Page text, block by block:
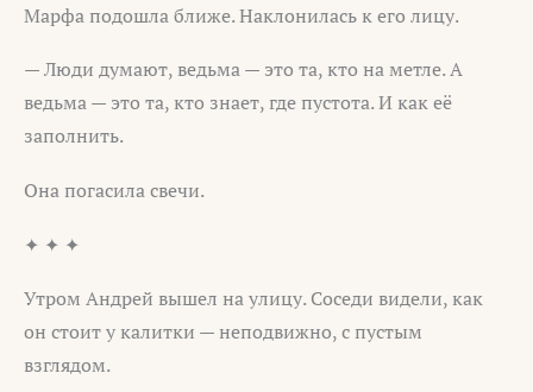
Марфа подошла ближе. Наклонилась к его лицу.
— Люди думают, ведьма — это та, кто на метле. А
ведьма — это та, кто знает, где пустота. И как её
заполнить.
Она погасила свечи.
✦ ✦ ✦
Утром Андрей вышел на улицу. Соседи видели, как
он стоит у калитки — неподвижно, с пустым
взглядом.